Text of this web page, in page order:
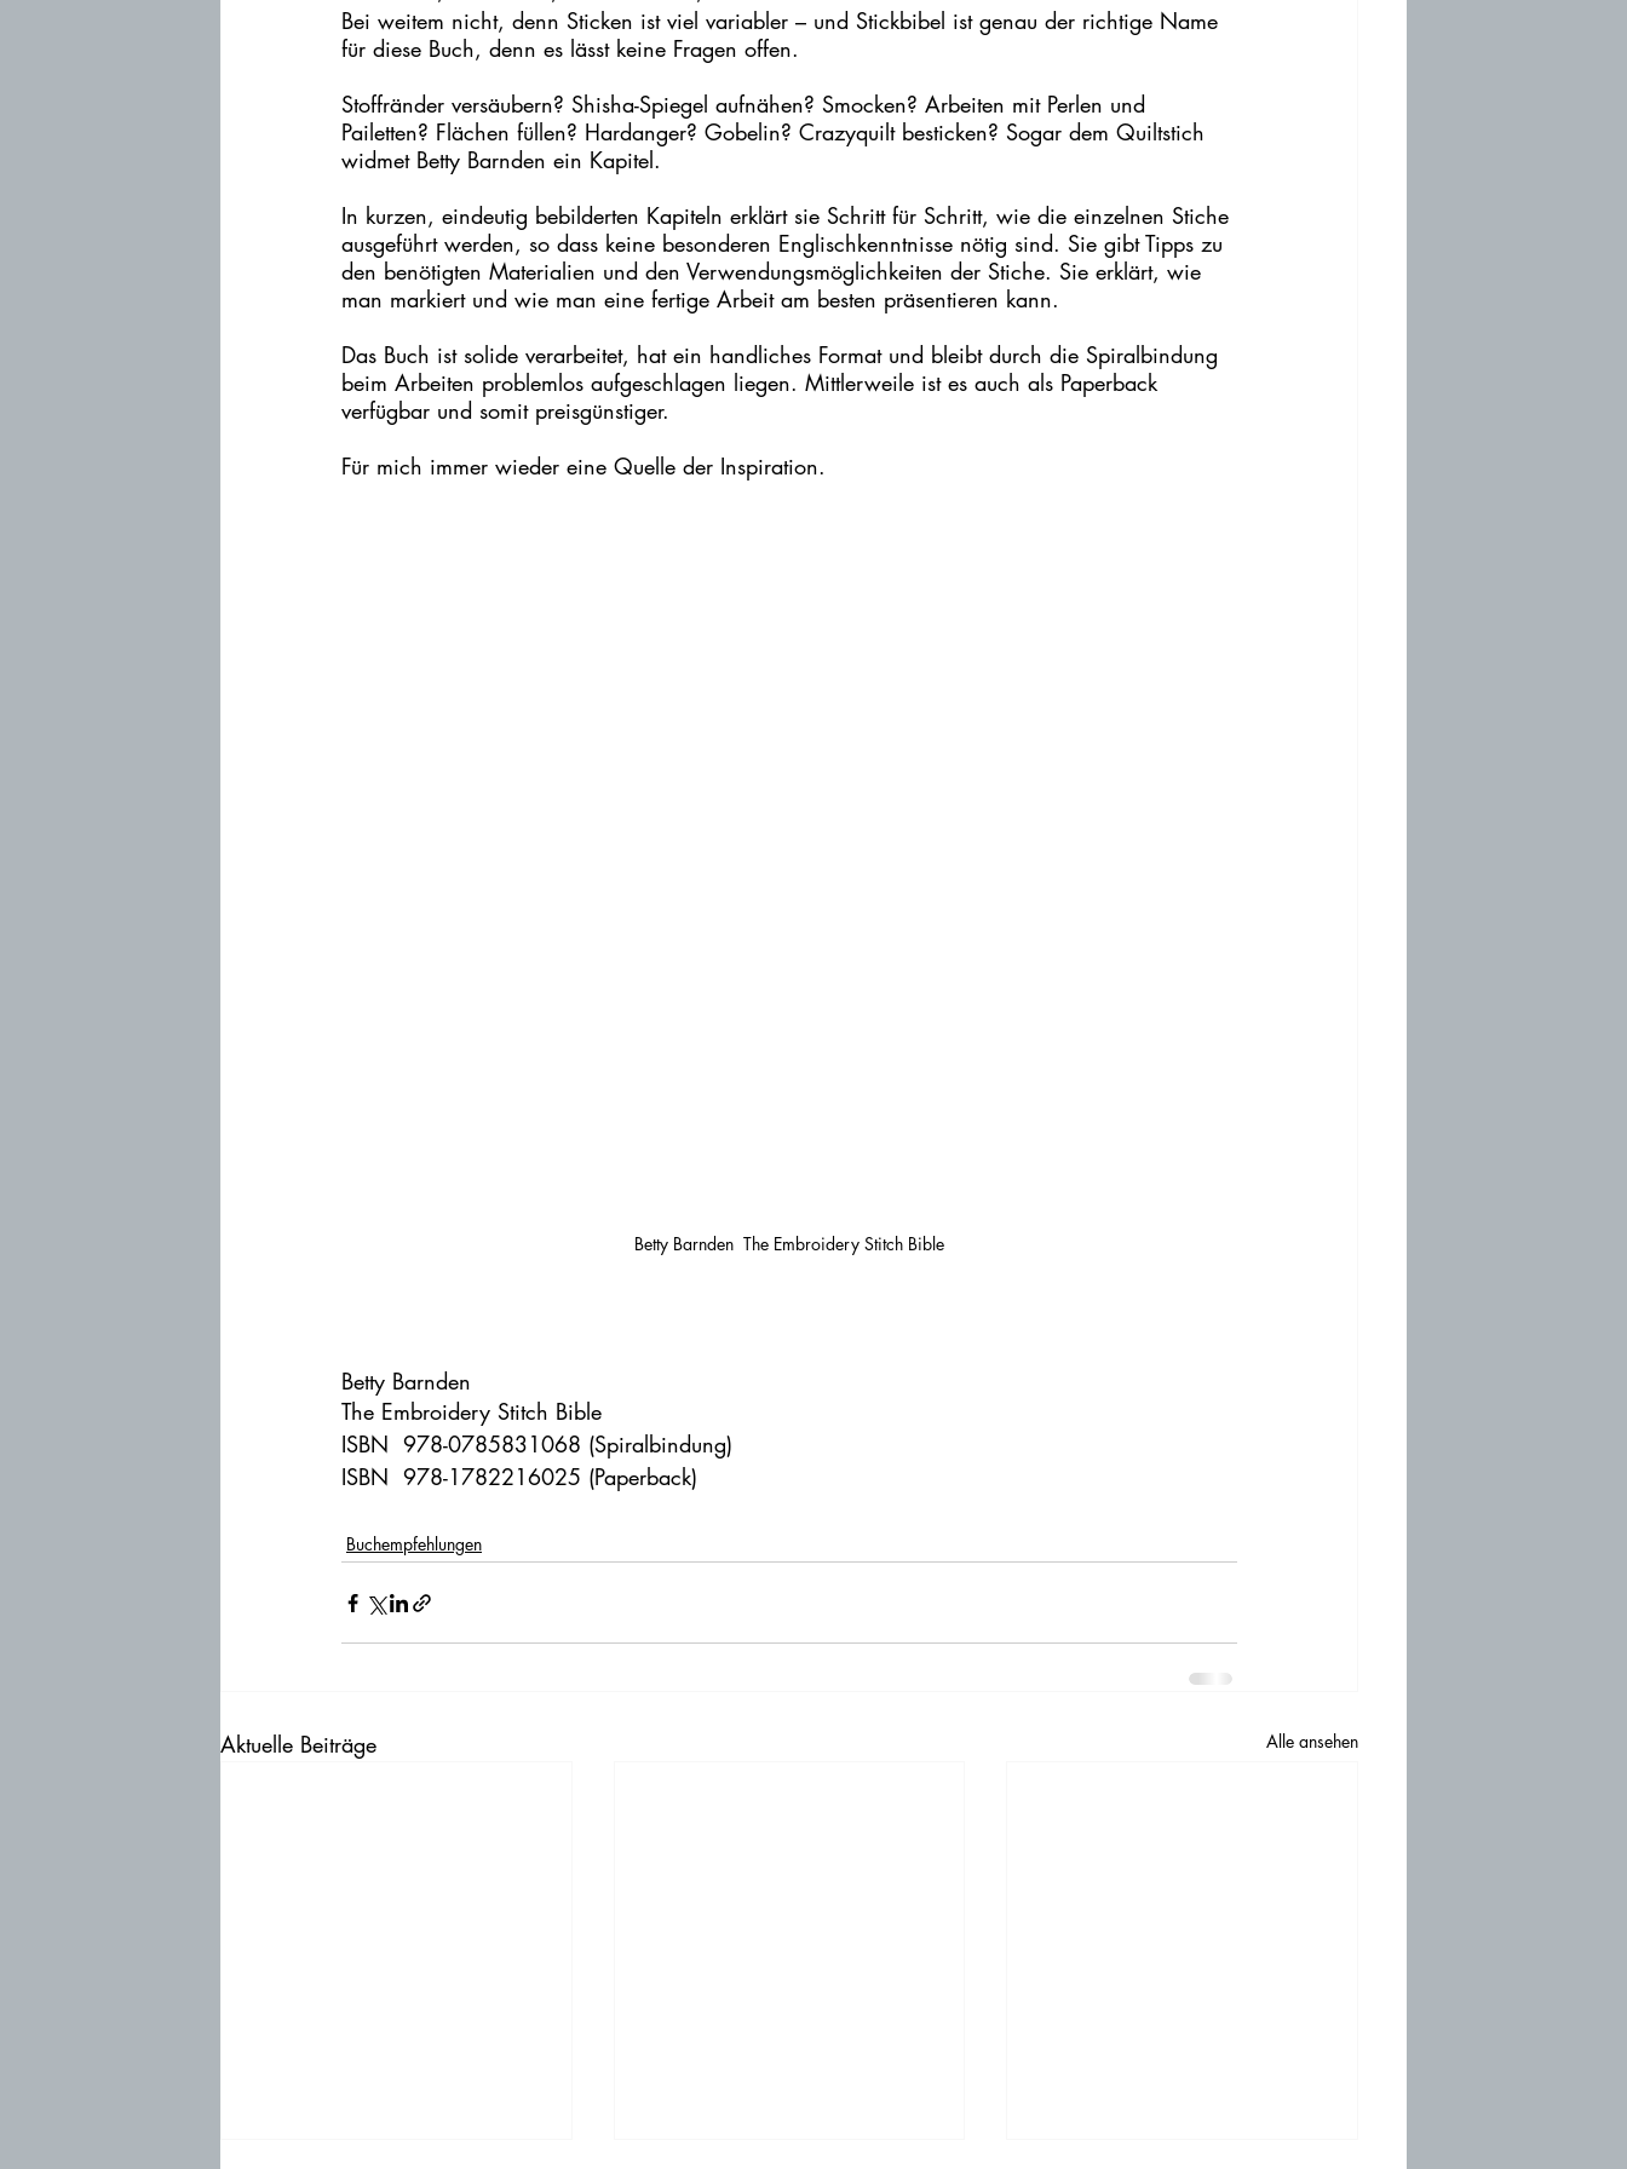
Bei weitem nicht, denn Sticken ist viel variabler – und Stickbibel ist genau der richtige Name
für diese Buch, denn es lässt keine Fragen offen.
Stoffränder versäubern? Shisha-Spiegel aufnähen? Smocken? Arbeiten mit Perlen und
Pailetten? Flächen füllen? Hardanger? Gobelin? Crazyquilt besticken? Sogar dem Quiltstich
widmet Betty Barnden ein Kapitel.
In kurzen, eindeutig bebilderten Kapiteln erklärt sie Schritt für Schritt, wie die einzelnen Stiche
ausgeführt werden, so dass keine besonderen Englischkenntnisse nötig sind. Sie gibt Tipps zu
den benötigten Materialien und den Verwendungsmöglichkeiten der Stiche. Sie erklärt, wie
man markiert und wie man eine fertige Arbeit am besten präsentieren kann.
Das Buch ist solide verarbeitet, hat ein handliches Format und bleibt durch die Spiralbindung
beim Arbeiten problemlos aufgeschlagen liegen. Mittlerweile ist es auch als Paperback
verfügbar und somit preisgünstiger.
Für mich immer wieder eine Quelle der Inspiration.
Betty Barnden  The Embroidery Stitch Bible
Betty Barnden
The Embroidery Stitch Bible
ISBN ‎ 978-0785831068 (Spiralbindung)
ISBN ‎ 978-1782216025 (Paperback)
Buchempfehlungen
Aktuelle Beiträge Alle ansehen